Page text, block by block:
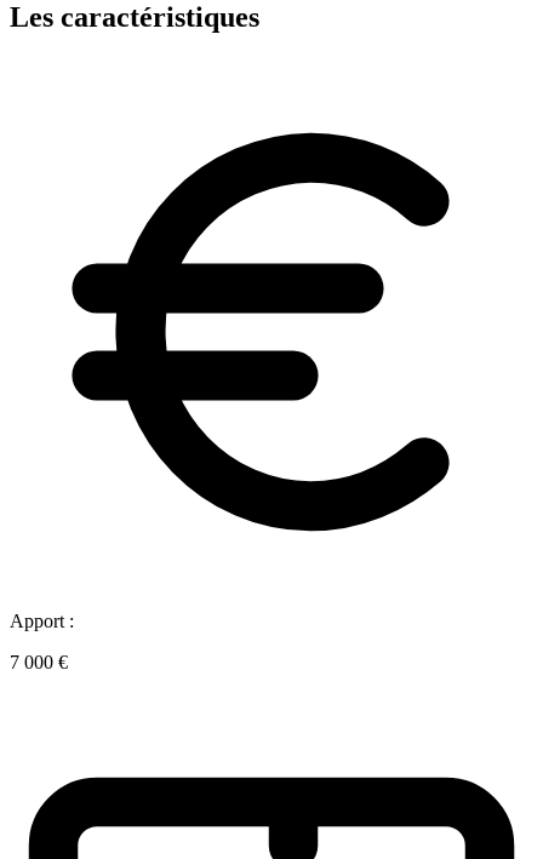
Les caractéristiques
Apport :
7 000 €